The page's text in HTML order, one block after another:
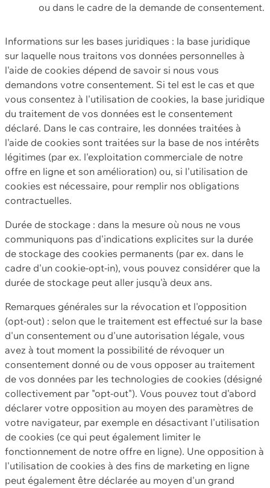
ou dans le cadre de la demande de consentement.
Informations sur les bases juridiques : la base juridique
sur laquelle nous traitons vos données personnelles à
l'aide de cookies dépend de savoir si nous vous
demandons votre consentement. Si tel est le cas et que
vous consentez à l'utilisation de cookies, la base juridique
du traitement de vos données est le consentement
déclaré. Dans le cas contraire, les données traitées à
l'aide de cookies sont traitées sur la base de nos intérêts
légitimes (par ex. l'exploitation commerciale de notre
offre en ligne et son amélioration) ou, si l'utilisation de
cookies est nécessaire, pour remplir nos obligations
contractuelles.
Durée de stockage : dans la mesure où nous ne vous
communiquons pas d'indications explicites sur la durée
de stockage des cookies permanents (par ex. dans le
cadre d'un cookie-opt-in), vous pouvez considérer que la
durée de stockage peut aller jusqu'à deux ans.
Remarques générales sur la révocation et l'opposition
(opt-out) : selon que le traitement est effectué sur la base
d'un consentement ou d'une autorisation légale, vous
avez à tout moment la possibilité de révoquer un
consentement donné ou de vous opposer au traitement
de vos données par les technologies de cookies (désigné
collectivement par "opt-out"). Vous pouvez tout d'abord
déclarer votre opposition au moyen des paramètres de
votre navigateur, par exemple en désactivant l'utilisation
de cookies (ce qui peut également limiter le
fonctionnement de notre offre en ligne). Une opposition à
l'utilisation de cookies à des fins de marketing en ligne
peut également être déclarée au moyen d'un grand